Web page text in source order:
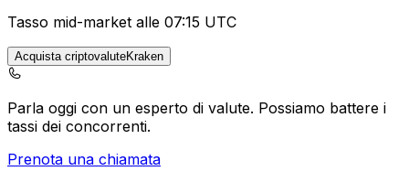
Tasso mid-market alle 07:15 UTC
Acquista criptovaluteKraken
Parla oggi con un esperto di valute. Possiamo battere i
tassi dei concorrenti.
Prenota una chiamata